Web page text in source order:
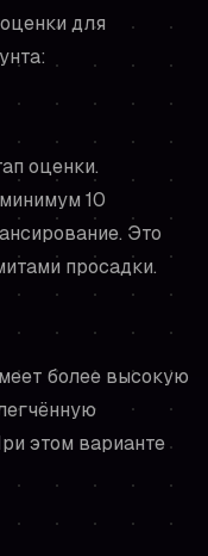
для
оценки.
10
Это
просадки.
более высокую
этом варианте